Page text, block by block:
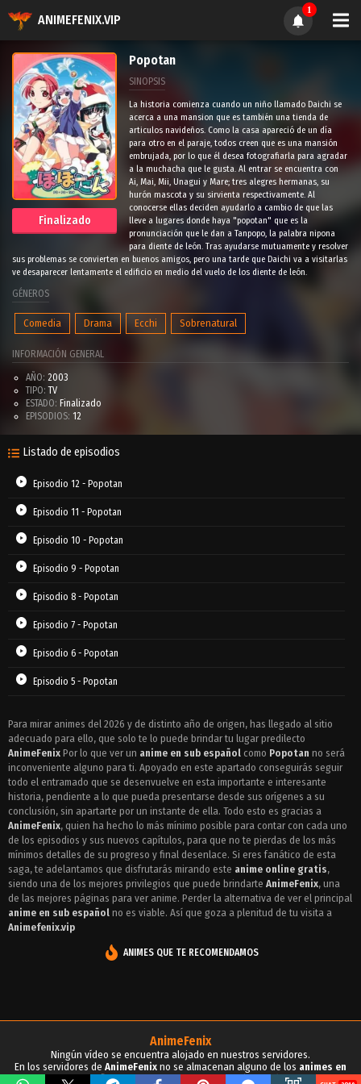
ANIMEFENIX.VIP
1
Finalizado
Popotan
SINOPSIS
La historia comienza cuando un niño llamado Daichi se
acerca a una mansion que es también una tienda de
articulos navideños. Como la casa apareció de un día
para otro en el paraje, todos creen que es una mansión
embrujada, por lo que él desea fotografiarla para agradar
a la muchacha que le gusta. Al entrar se encuentra con
Ai, Mai, Mii, Unagui y Mare; tres alegres hermanas, su
hurón mascota y su sirvienta respectivamente. Al
conocerse ellas deciden ayudarlo a cambio de que las
lleve a lugares donde haya "popotan" que es la
pronunciación que le dan a Tanpopo, la palabra nipona
para diente de león. Tras ayudarse mutuamente y resolver
sus problemas se convierten en buenos amigos, pero una tarde que Daichi va a visitarlas
ve desaparecer lentamente el edificio en medio del vuelo de los diente de león.
GÉNEROS
Comedia Drama Ecchi Sobrenatural
INFORMACIÓN GENERAL
AÑO: 2003
TIPO: TV
ESTADO: Finalizado
EPISODIOS: 12
Listado de episodios
Episodio 12 - Popotan
Episodio 11 - Popotan
Episodio 10 - Popotan
Episodio 9 - Popotan
Episodio 8 - Popotan
Episodio 7 - Popotan
Episodio 6 - Popotan
Episodio 5 - Popotan
Episodio 3 - Popotan
Episodio 2 - Popotan
Episodio 1 - Popotan
Para mirar animes del 2026 y de distinto año de origen, has llegado al sitio
adecuado para ello, que solo te lo puede brindar tu lugar predilecto
AnimeFenix Por lo que ver un anime en sub español como Popotan no será
inconveniente alguno para ti. Apoyado en este apartado conseguirás seguir
todo el entramado que se desenvuelve en esta importante e interesante
historia, pendiente a lo que pueda presentarse desde sus orígenes a su
conclusión, sin apartarte por un instante de ella. Todo esto es gracias a
AnimeFenix, quien ha hecho lo más mínimo posible para contar con cada uno
de los episodios y sus nuevos capítulos, para que no te pierdas de los más
mínimos detalles de su progreso y final desenlace. Si eres fanático de esta
saga, te adelantamos que disfrutarás mirando este anime online gratis,
siendo una de los mejores privilegios que puede brindarte AnimeFenix, una
de las mejores páginas para ver anime. Perder la alternativa de ver el principal
anime en sub español no es viable. Así que goza a plenitud de tu visita a
Animefenix.vip
ANIMES QUE TE RECOMENDAMOS
AnimeFenix
Ningún vídeo se encuentra alojado en nuestros servidores.
En los servidores de AnimeFenix no se almacenan alguno de los animes en
sub español, para tu conocimiento y demás propósitos.